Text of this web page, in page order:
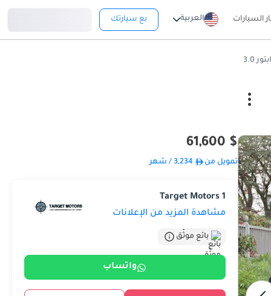
السيارات العربية بع سيارتك
$ 61,600
تمويل من 3,234 / شهر
Target Motors 1
مشاهدة المزيد من الإعلانات
بائع موثّق
واتساب